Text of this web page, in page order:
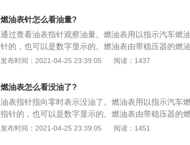
注意到油表指针低于之前显示位置，便认为是故障。
工作时，油箱内是成负压，相应油箱容积减少，油面
热涨作用，自然显示偏高，当温度下降和打开油箱后
的问题。油表自身发生故障会导致的油表不动或者失
是燃油表指针在点火开关打开约半分钟左右时间仍不
油表指针计量失准，说明燃油表有故障；2、传感器
会导致油表不动，判断方法是把万用电表表笔夹在燃
接线桩上，用R×1Ω挡检测可变电阻器的电阻值。若结
单的判断方法就是利用万用电表测量电压即可。
燃油表针怎么看油量?
通过查看油表指针观察油量。燃油表用以指示汽车燃
针的，也可以是数字显示的。燃油表由带稳压器的燃
器组成。燃油低油面报警装置的作用是在燃油箱内的
的问题。油表自身发生故障会导致的油表不动或者失
是燃油表指针在点火开关打开约半分钟左右时间仍不
油表指针计量失准，说明燃油表有故障；2、传感器
会导致油表不动，判断方法是把万用电表表笔夹在燃
接线桩上，用R×1Ω挡检测可变电阻器的电阻值。若结
发布时间：2021-04-25 23:39:05 阅读：1437
燃油表怎么看没油了?
油表指针指向零时表示没油了。燃油表用以指示汽车
指针的，也可以是数字显示的。燃油表由带稳压器的
感器组成。燃油低油面报警装置的作用是在燃油箱内
发布时间：2021-04-25 23:39:05 阅读：1451